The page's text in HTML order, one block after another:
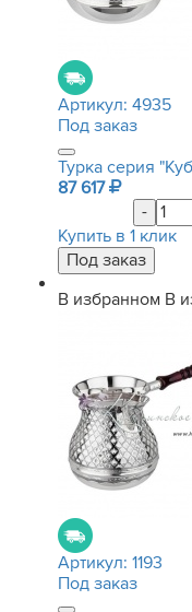
Артикул: 4935
Под заказ
Турка серия
87 617
-
Купить в 1 клик
В избранном В
Артикул: 1193
Под заказ